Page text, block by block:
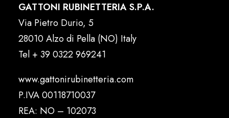
GATTONI RUBINETTERIA S.P.A.
Via Pietro Durio, 5
28010 Alzo di Pella (NO) Italy
Tel + 39 0322 969241
www.gattonirubinetteria.com
P.IVA 00118710037
REA: NO – 102073